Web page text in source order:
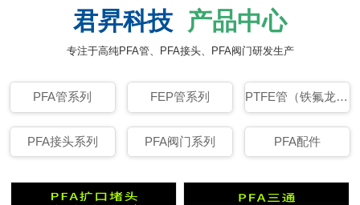
君昇科技 产品中心
专注于高纯PFA管、PFA接头、PFA阀门研发生产
PFA管系列 FEP管系列 PTFE管（铁氟龙管）系列
PFA接头系列 PFA阀门系列 PFA配件